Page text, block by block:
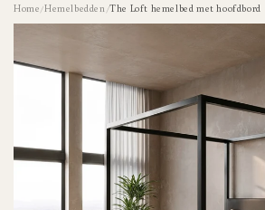
Home/Hemelbedden/The Loft hemelbed met hoofdbord